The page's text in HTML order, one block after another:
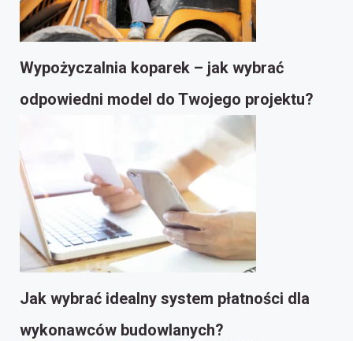
Wypożyczalnia koparek – jak wybrać
odpowiedni model do Twojego projektu?
Jak wybrać idealny system płatności dla
wykonawców budowlanych?